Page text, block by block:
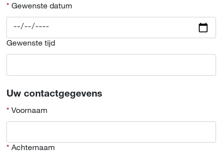
Gewenste datum
Gewenste tijd
Uw contactgegevens
Voornaam
Achternaam